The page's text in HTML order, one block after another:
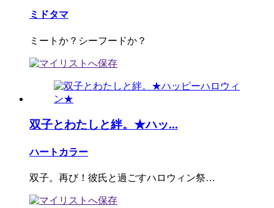
ミドタマ
ミートか？シーフードか？
双子とわたしと絆。★ハッ...
ハートカラー
双子。再び！彼氏と過ごすハロウィン祭…